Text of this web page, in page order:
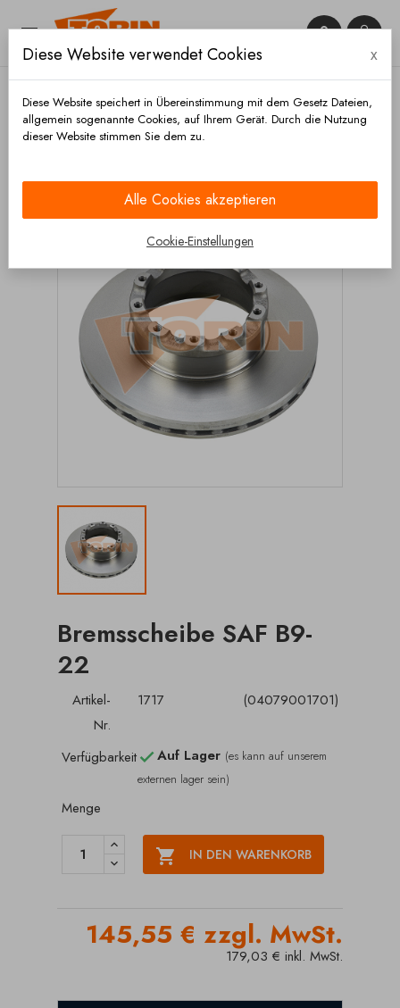
 

Bremsscheibe SAF B9-
22
Artikel-
Nr.
1717 (04079001701)
Verfügbarkeit Auf Lager (es kann auf unserem
externen lager sein)
Menge
 IN DEN WARENKORB
145,55 € zzgl. MwSt.
179,03 € inkl. MwSt.
Diese Website verwendet Cookies x
Diese Website speichert in Übereinstimmung mit dem Gesetz Dateien,
allgemein sogenannte Cookies, auf Ihrem Gerät. Durch die Nutzung
dieser Website stimmen Sie dem zu.
Alle Cookies akzeptieren
Cookie-Einstellungen